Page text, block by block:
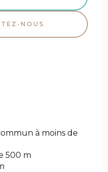
NOUS
à moins de
500 m